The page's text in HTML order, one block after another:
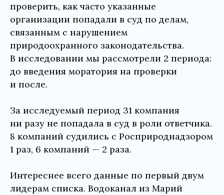
проверить, как часто указанные
организации попадали в суд по делам,
связанным с нарушением
природоохранного законодательства.
В исследовании мы рассмотрели 2 периода:
до введения моратория на проверки
и после.
За исследуемый период 31 компания
ни разу не попадала в суд в роли ответчика.
8 компаний судились с Росприроднадзором
1 раз, 6 компаний — 2 раза.
Интереснее всего данные по первый двум
лидерам списка. Водоканал из Марий